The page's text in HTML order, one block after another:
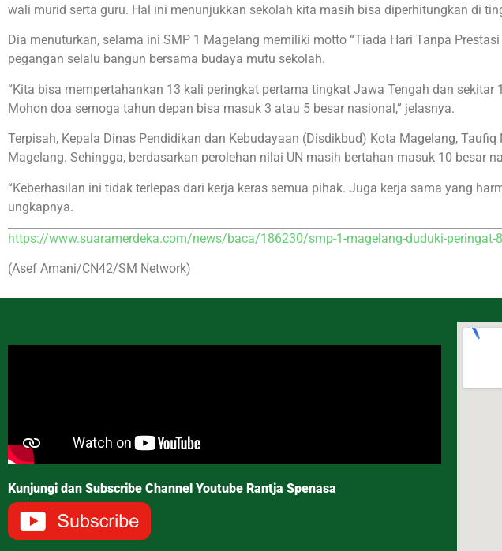
wali murid serta guru. Hal ini menunjukkan sekolah kita masih bisa diperhitungkan di
Dia menuturkan, selama ini SMP 1 Magelang memiliki motto “Tiada Hari Tanpa
pegangan selalu bangun bersama budaya mutu sekolah.
“Kita bisa mempertahankan 13 kali peringkat pertama tingkat Jawa Tengah dan
Mohon doa semoga tahun depan bisa masuk 3 atau 5 besar nasional,” jelasnya.
Terpisah, Kepala Dinas Pendidikan dan Kebudayaan (Disdikbud) Kota Magelang,
Magelang. Sehingga, berdasarkan perolehan nilai UN masih bertahan masuk 10 besar
“Keberhasilan ini tidak terlepas dari kerja keras semua pihak. Juga kerja sama yang
ungkapnya.
https://www.suaramerdeka.com/news/baca/186230/smp-1-magelang-duduki-peringat-
(Asef Amani/CN42/SM Network)
Kunjungi dan Subscribe Channel Youtube Rantja Spenasa